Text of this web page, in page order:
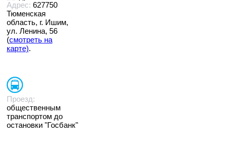
Адрес: 627750
Тюменская
область, г. Ишим,
ул. Ленина, 56
(смотреть на
карте).
Проезд:
общественным
транспортом до
остановки "Госбанк"